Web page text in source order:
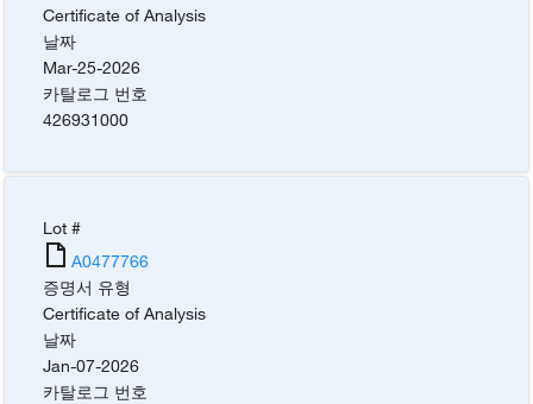
Certificate of Analysis
날짜
Mar-25-2026
카탈로그 번호
426931000
Lot #
A0477766
증명서 유형
Certificate of Analysis
날짜
Jan-07-2026
카탈로그 번호